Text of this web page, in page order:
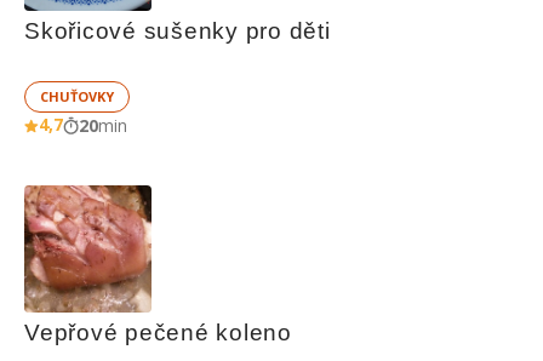
Skořicové sušenky pro děti
CHUŤOVKY
4,7 20min
Vepřové pečené koleno